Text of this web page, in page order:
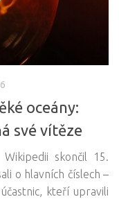
oceány:
své vítěze
skončil 15.
o hlavních číslech –
kteří upravili